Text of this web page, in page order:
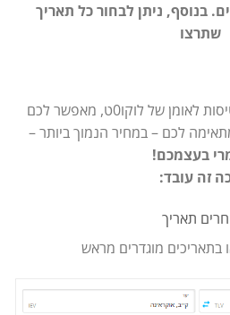
בנוסף, ניתן לבחור כל תאריך
שתרצו
מנוע השוואת המחירים לטיסות לאומן של לוקו0ט, מאפשר לכם
לכם – במחיר הנמוך ביותר –
בעצמכם!
זה עובד:
תאריך
בתאריכים מוגדרים מראש